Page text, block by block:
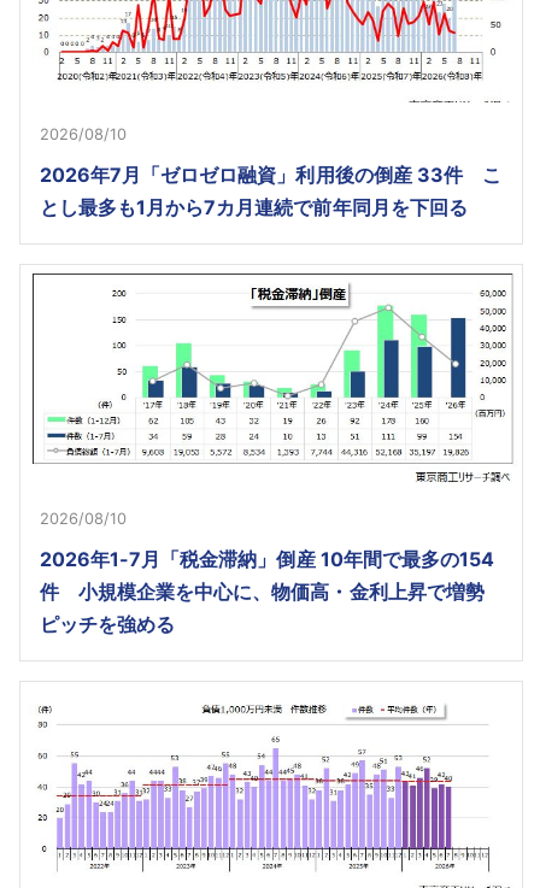
2026/08/10
2026年7月「ゼロゼロ融資」利用後の倒産 33件 こ
とし最多も1月から7カ月連続で前年同月を下回る
2026/08/10
2026年1-7月「税金滞納」倒産 10年間で最多の154
件 小規模企業を中心に、物価高・金利上昇で増勢
ピッチを強める